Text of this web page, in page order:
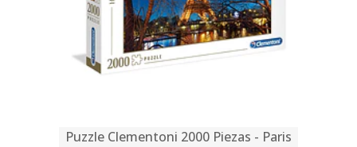
Puzzle Clementoni 2000 Piezas - Paris